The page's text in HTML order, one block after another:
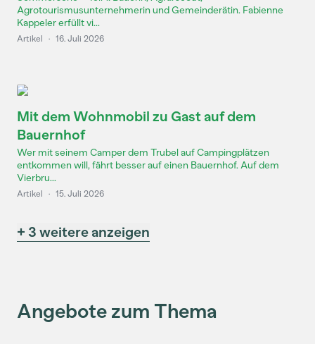
Agrotourismusunternehmerin und Gemeinderätin. Fabienne
Kappeler erfüllt vi...
Artikel · 16. Juli 2026
Mit dem Wohnmobil zu Gast auf dem
Bauernhof
Wer mit seinem Camper dem Trubel auf Campingplätzen
entkommen will, fährt besser auf einen Bauernhof. Auf dem
Vierbru...
Artikel · 15. Juli 2026
+ 3 weitere anzeigen
Angebote zum Thema